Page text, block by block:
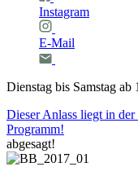
Instagram
E-Mail
Dienstag bis Samstag ab
Dieser Anlass liegt in
Programm!
abgesagt!